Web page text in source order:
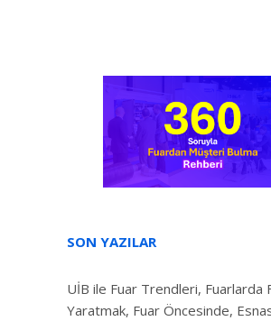
SON YAZILAR
UİB ile Fuar Trendleri, Fuarlarda
Yaratmak, Fuar Öncesinde,